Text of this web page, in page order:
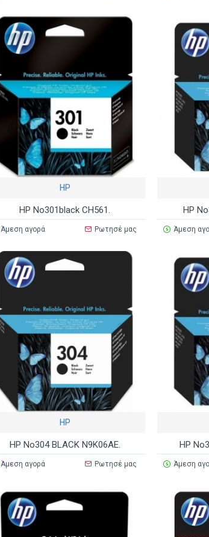
HP
HP No301black CH561.
Άμεση αγορά Ρωτησέ μας
HP
Άμεση
HP
HP No304 BLACK N9K06AE.
Άμεση αγορά Ρωτησέ μας
HP
Άμεση